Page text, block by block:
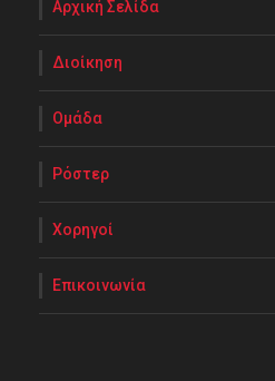
Αρχική Σελίδα
Διοίκηση
Ομάδα
Ρόστερ
Χορηγοί
Επικοινωνία